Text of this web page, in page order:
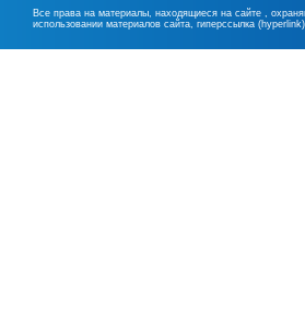
Все права на материалы, находящиеся на сайте ,
использовании материалов сайта, гиперссылка